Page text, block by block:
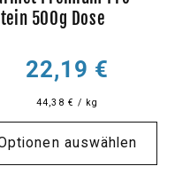
500g Dose
Normaler
Preis
22,19 €
44,38 € / kg
auswählen